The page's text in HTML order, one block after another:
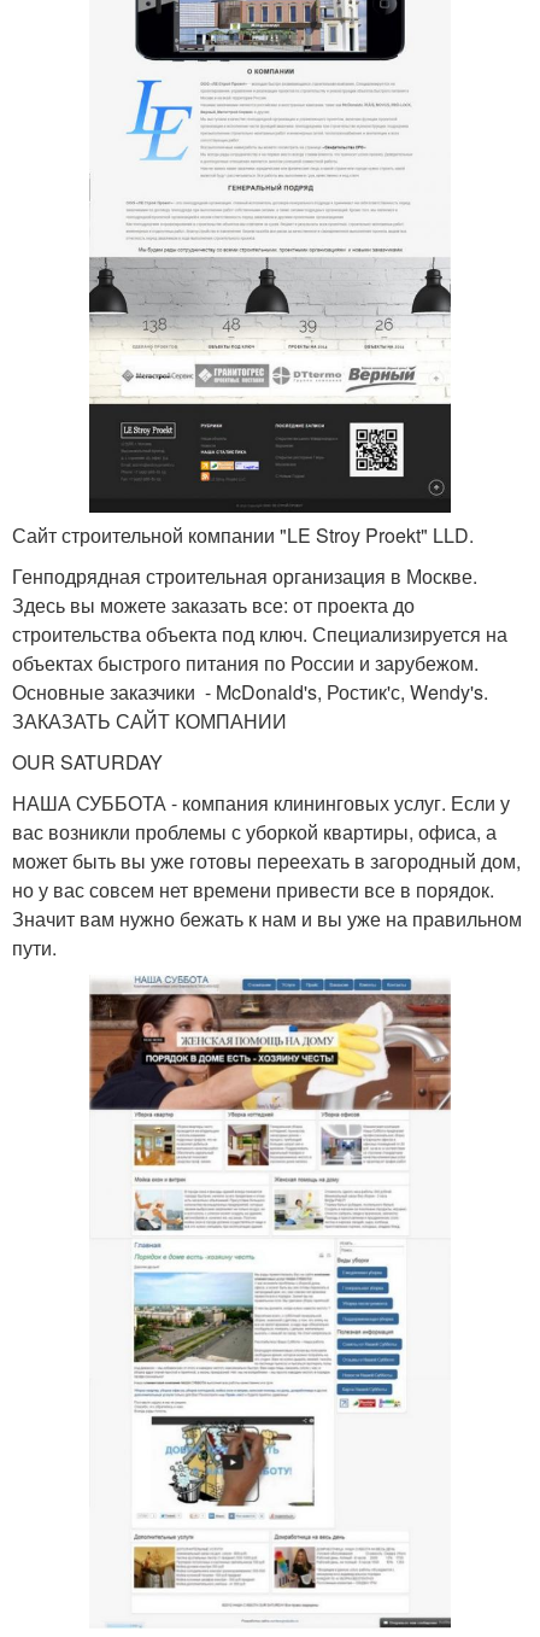
Сайт строительной компании "LE Stroy Proekt" LLD.
Генподрядная строительная организация в Москве.
Здесь вы можете заказать все: от проекта до
строительства объекта под ключ. Специализируется на
объектах быстрого питания по России и зарубежом.
Основные заказчики - McDonald's, Ростик'с, Wendy's.
ЗАКАЗАТЬ САЙТ КОМПАНИИ
OUR SATURDAY
НАША СУББОТА - компания клининговых услуг. Если у
вас возникли проблемы с уборкой квартиры, офиса, а
может быть вы уже готовы переехать в загородный дом,
но у вас совсем нет времени привести все в порядок.
Значит вам нужно бежать к нам и вы уже на правильном
пути.